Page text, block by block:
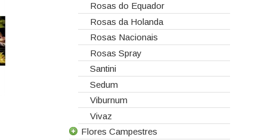
Rosas do Equador
Rosas da Holanda
Rosas Nacionais
Rosas Spray
Santini
Sedum
Viburnum
Vivaz
Flores Campestres